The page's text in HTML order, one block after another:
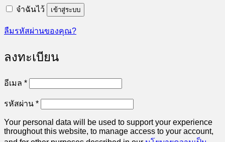
จำฉันไว้ เข้าสู่ระบบ
ลืมรหัสผ่านของคุณ?
ลงทะเบียน
อีเมล *ต้องการ
รหัสผ่าน *ต้องการ
Your personal data will be used to support your experience
throughout this website, to manage access to your account,